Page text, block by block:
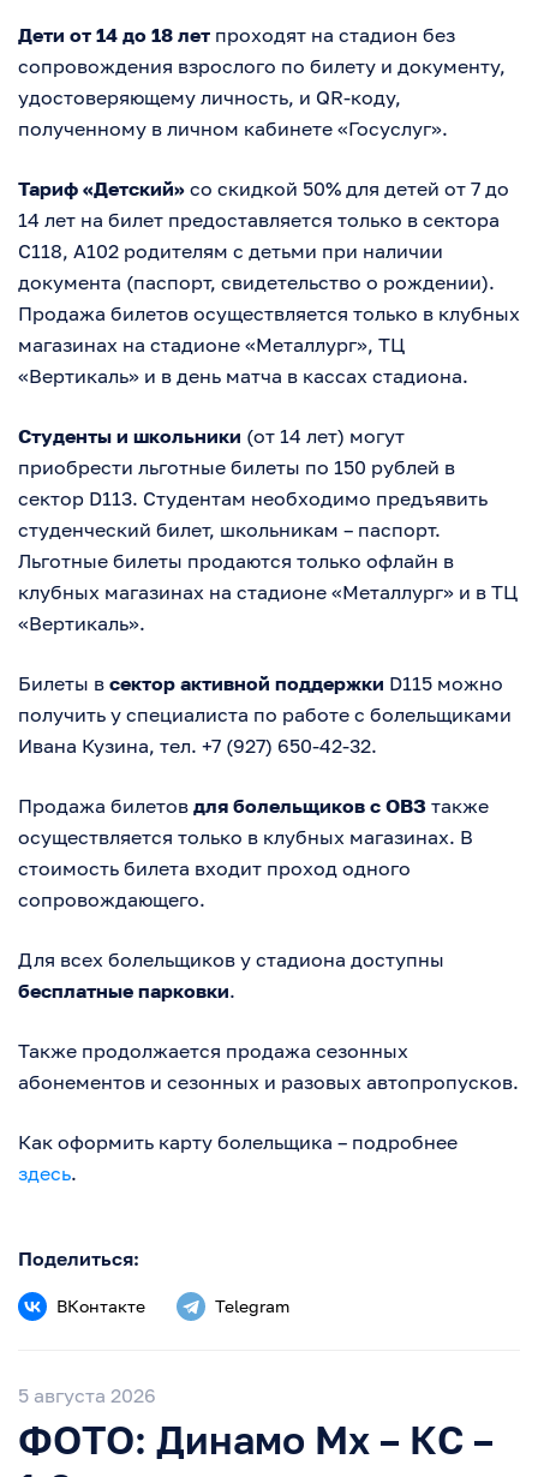
Дети от 14 до 18 лет проходят на стадион без
сопровождения взрослого по билету и документу,
удостоверяющему личность, и QR-коду,
полученному в личном кабинете «Госуслуг».
Тариф «Детский» со скидкой 50% для детей от 7 до
14 лет на билет предоставляется только в сектора
С118, А102 родителям с детьми при наличии
документа (паспорт, свидетельство о рождении).
Продажа билетов осуществляется только в клубных
магазинах на стадионе «Металлург», ТЦ
«Вертикаль» и в день матча в кассах стадиона.
Студенты и школьники (от 14 лет) могут
приобрести льготные билеты по 150 рублей в
сектор D113. Студентам необходимо предъявить
студенческий билет, школьникам – паспорт.
Льготные билеты продаются только офлайн в
клубных магазинах на стадионе «Металлург» и в ТЦ
«Вертикаль».
Билеты в сектор активной поддержки D115 можно
получить у специалиста по работе с болельщиками
Ивана Кузина, тел. +7 (927) 650-42-32.
Продажа билетов для болельщиков с ОВЗ также
осуществляется только в клубных магазинах. В
стоимость билета входит проход одного
сопровождающего.
Для всех болельщиков у стадиона доступны
бесплатные парковки.
Также продолжается продажа сезонных
абонементов и сезонных и разовых автопропусков.
Как оформить карту болельщика – подробнее
здесь.
Поделиться:
ВКонтакте Telegram
5 августа 2026
ФОТО: Динамо Мх – КС –